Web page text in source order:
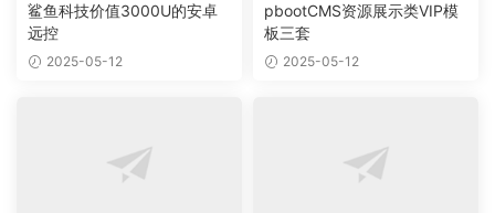
鲨鱼科技价值3000U的安卓
远控
2025-05-12
pbootCMS资源展示类VIP模
板三套
2025-05-12